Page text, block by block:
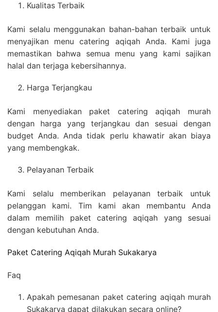
Kualitas Terbaik
Kami selalu menggunakan bahan-bahan terbaik untuk
menyajikan menu catering aqiqah Anda. Kami juga
memastikan bahwa semua menu yang kami sajikan
halal dan terjaga kebersihannya.
Harga Terjangkau
Kami menyediakan paket catering aqiqah murah
dengan harga yang terjangkau dan sesuai dengan
budget Anda. Anda tidak perlu khawatir akan biaya
yang membengkak.
Pelayanan Terbaik
Kami selalu memberikan pelayanan terbaik untuk
pelanggan kami. Tim kami akan membantu Anda
dalam memilih paket catering aqiqah yang sesuai
dengan kebutuhan Anda.
Paket Catering Aqiqah Murah Sukakarya
Faq
Apakah pemesanan paket catering aqiqah murah
Sukakarya dapat dilakukan secara online?